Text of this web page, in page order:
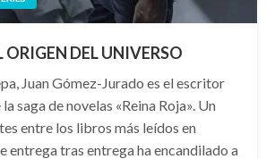
ORIGEN DEL UNIVERSO
Juan Gómez-Jurado es el escritor
saga de novelas «Reina Roja». Un
entre los libros más leídos en
entrega tras entrega ha encandilado a